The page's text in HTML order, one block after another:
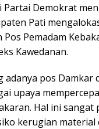
Partai Demokrat
Pati
Pemadam
Kawedanan.
adanya pos Damkar
upaya
Hal ini
kerugian material